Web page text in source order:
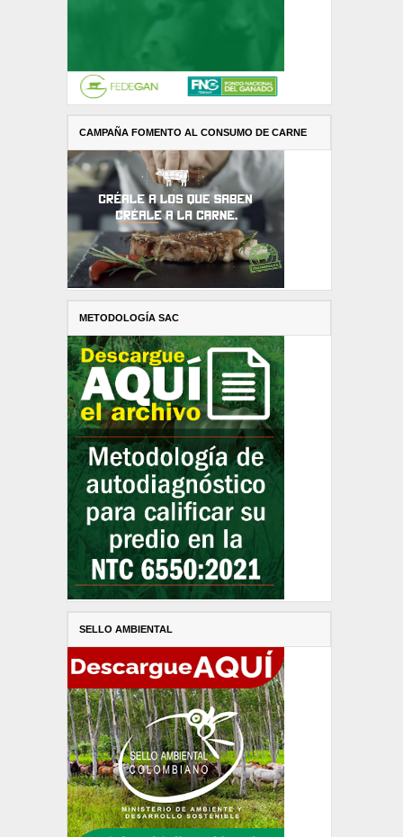
CAMPAÑA FOMENTO AL CONSUMO DE CARNE
METODOLOGÍA SAC
SELLO AMBIENTAL